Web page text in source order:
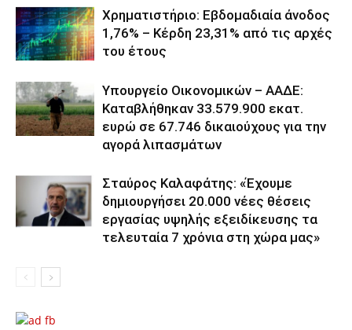
Χρηματιστήριο: Εβδομαδιαία άνοδος
1,76% – Κέρδη 23,31% από τις αρχές
του έτους
Υπουργείο Οικονομικών – ΑΑΔΕ:
Καταβλήθηκαν 33.579.900 εκατ.
ευρώ σε 67.746 δικαιούχους για την
αγορά λιπασμάτων
Σταύρος Καλαφάτης: «Έχουμε
δημιουργήσει 20.000 νέες θέσεις
εργασίας υψηλής εξειδίκευσης τα
τελευταία 7 χρόνια στη χώρα μας»